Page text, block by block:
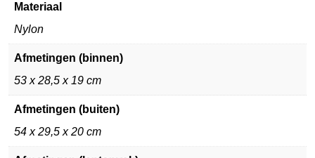
Materiaal
Nylon
Afmetingen (binnen)
53 x 28,5 x 19 cm
Afmetingen (buiten)
54 x 29,5 x 20 cm